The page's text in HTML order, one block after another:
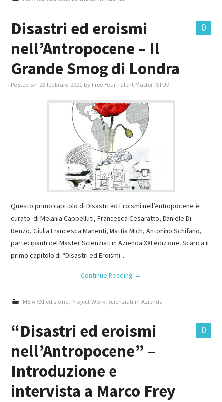
0
Disastri ed eroismi
nell’Antropocene – Il
Grande Smog di Londra
Posted on 26 febbraio 2021 by Free Your Talent Master ISTUD
Questo primo capitolo di Disastri ed Eroismi nell’Antropocene è
curato di Melania Cappelluti, Francesca Cesaratto, Daniele Di
Renzo, Giulia Francesca Manenti, Mattia Mich, Antonino Schifano,
partecipanti del Master Scienziati in Azienda XXI edizione. Scarica il
primo capitolo di “Disastri ed Eroismi…
Continue Reading →
MSIA XXI edizione, Project Work, Scienziati in Azienda
0
“Disastri ed eroismi
nell’Antropocene” –
Introduzione e
intervista a Marco Frey